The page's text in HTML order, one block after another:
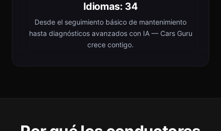
Idiomas: 34
Desde el seguimiento básico de mantenimiento
hasta diagnósticos avanzados con IA — Cars Guru
crece contigo.